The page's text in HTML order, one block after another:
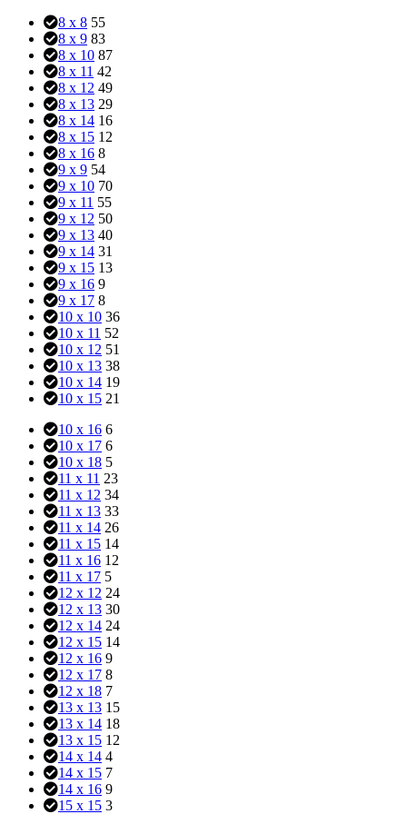
8 x 8 55
8 x 9 83
8 x 10 87
8 x 11 42
8 x 12 49
8 x 13 29
8 x 14 16
8 x 15 12
8 x 16 8
9 x 9 54
9 x 10 70
9 x 11 55
9 x 12 50
9 x 13 40
9 x 14 31
9 x 15 13
9 x 16 9
9 x 17 8
10 x 10 36
10 x 11 52
10 x 12 51
10 x 13 38
10 x 14 19
10 x 15 21
10 x 16 6
10 x 17 6
10 x 18 5
11 x 11 23
11 x 12 34
11 x 13 33
11 x 14 26
11 x 15 14
11 x 16 12
11 x 17 5
12 x 12 24
12 x 13 30
12 x 14 24
12 x 15 14
12 x 16 9
12 x 17 8
12 x 18 7
13 x 13 15
13 x 14 18
13 x 15 12
14 x 14 4
14 x 15 7
14 x 16 9
15 x 15 3